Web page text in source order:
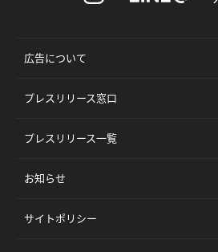
広告について
プレスリリース窓口
プレスリリース一覧
お知らせ
サイトポリシー